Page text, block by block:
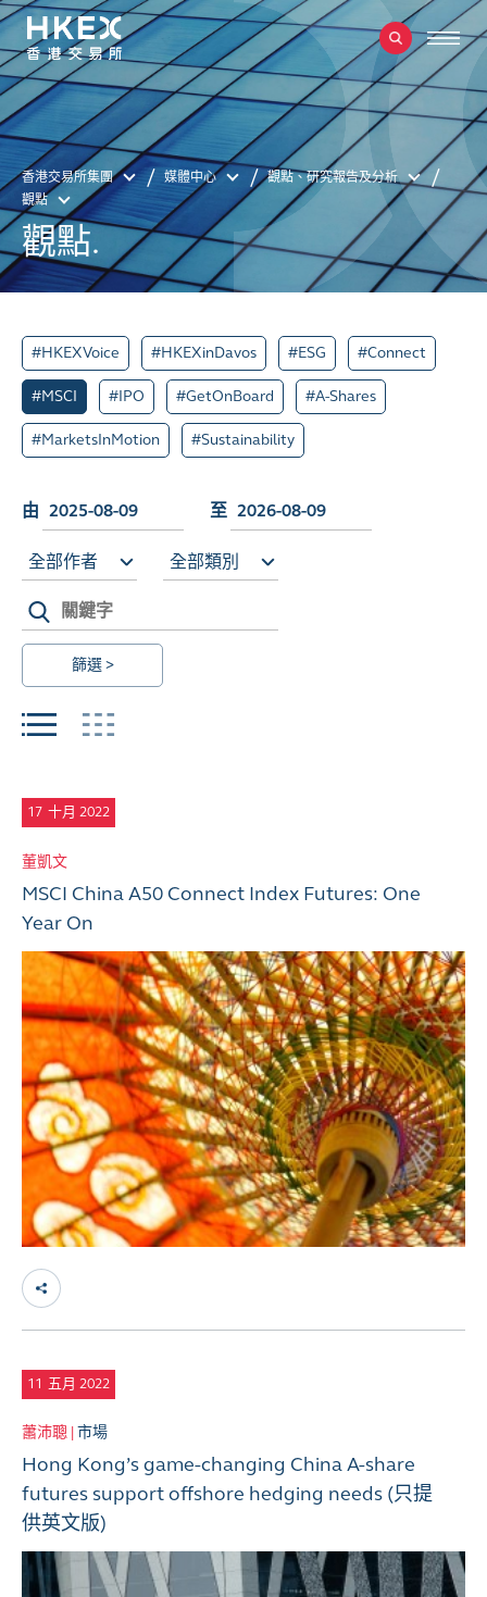
香港交易所集團 媒體中心
觀點、研究報告及分析
觀點
觀點.
#HKEXVoice #HKEXinDavos #ESG #Connect
#MSCI #IPO #GetOnBoard #A-Shares
#MarketsInMotion #Sustainability
由 至
全部作者 全部類別
篩選 >
17 十月 2022
董凱文
MSCI China A50 Connect Index Futures: One
Year On
11 五月 2022
蕭沛聰 |市場
Hong Kong’s game-changing China A-share
futures support offshore hedging needs (只提
供英文版)